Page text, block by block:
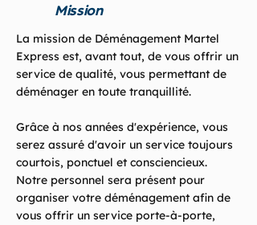
Mission
La mission de Déménagement Martel
Express est, avant tout, de vous offrir un
service de qualité, vous permettant de
déménager en toute tranquillité.
Grâce à nos années d'expérience, vous
serez assuré d'avoir un service toujours
courtois, ponctuel et consciencieux.
Notre personnel sera présent pour
organiser votre déménagement afin de
vous offrir un service porte-à-porte,